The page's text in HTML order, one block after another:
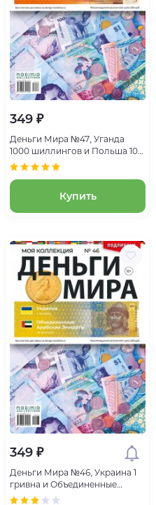
349 ₽
Деньги Мира №47, Уганда
1000 шиллингов и Польша 10
грошей
Купить
349 ₽
Деньги Мира №46, Украина 1
гривна и Объединенные
Арабские Эмираты 10 филсов